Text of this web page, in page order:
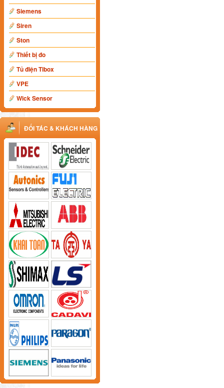
Siemens
Siren
Ston
Thiết bị đo
Tủ điện Tibox
VPE
Wick Sensor
ĐỐI TÁC & KHÁCH HÀNG